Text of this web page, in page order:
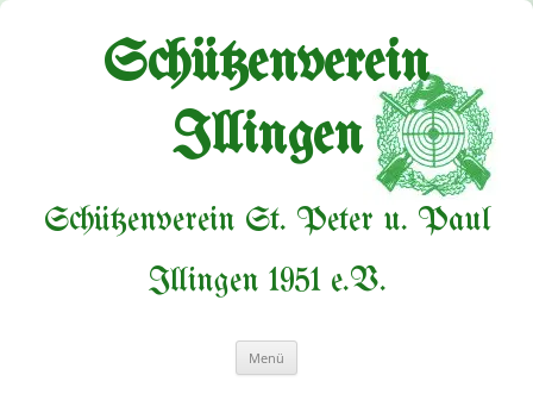
Schützenverein
Illingen
Schützenverein St. Peter u. Paul
Illingen 1951 e.V.
Menü